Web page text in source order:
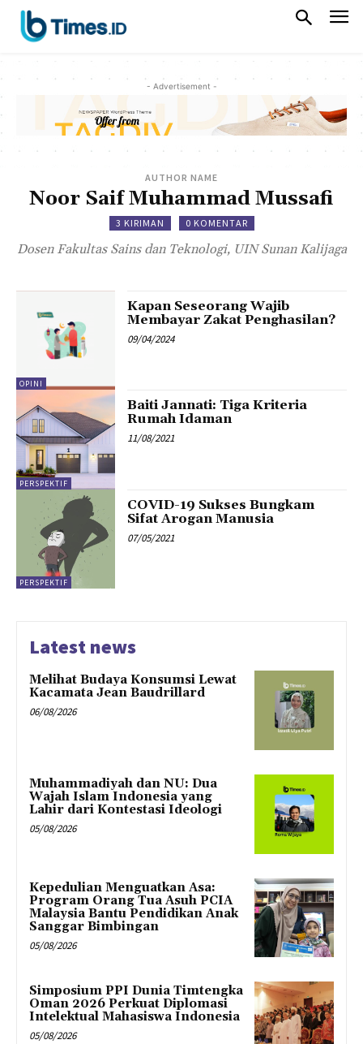
- Advertisement -
AUTHOR NAME
Noor Saif Muhammad Mussafi
3 KIRIMAN 0 KOMENTAR
Dosen Fakultas Sains dan Teknologi, UIN Sunan Kalijaga
OPINI
Kapan Seseorang Wajib
Membayar Zakat Penghasilan?
09/04/2024
PERSPEKTIF
Baiti Jannati: Tiga Kriteria
Rumah Idaman
11/08/2021
PERSPEKTIF
COVID-19 Sukses Bungkam
Sifat Arogan Manusia
07/05/2021
Latest news
Melihat Budaya Konsumsi Lewat
Kacamata Jean Baudrillard
06/08/2026
Muhammadiyah dan NU: Dua
Wajah Islam Indonesia yang
Lahir dari Kontestasi Ideologi
05/08/2026
Kepedulian Menguatkan Asa:
Program Orang Tua Asuh PCIA
Malaysia Bantu Pendidikan Anak
Sanggar Bimbingan
05/08/2026
Simposium PPI Dunia Timtengka
Oman 2026 Perkuat Diplomasi
Intelektual Mahasiswa Indonesia
05/08/2026